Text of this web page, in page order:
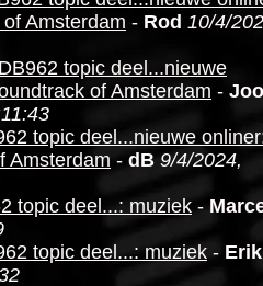
Amsterdam - Rod 10/4/
topic deel...nieuwe
of Amsterdam -
topic deel...nieuwe
Amsterdam - dB 9/4/2024,
topic deel...: muziek -
topic deel...: muziek - Erik